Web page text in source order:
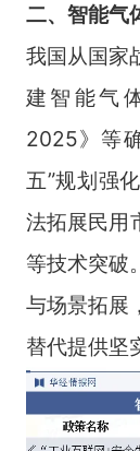
二、智能气
我国从国家
建智能气
2025》等
五”规划强
法拓展民用
等技术突破
与场景拓展
替代提供坚